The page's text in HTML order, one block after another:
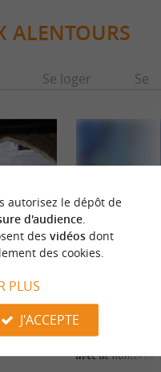
ALENTOURS
Se loger Se
fondée en
Sigoulès
Sigoulès est
historique, ses
avec de
autorisez le dépôt de
d'audience.
des vidéosdont
des cookies.
PLUS
J'ACCEPTE